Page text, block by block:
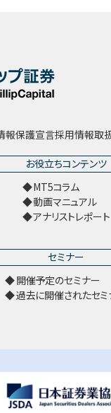
報保護宣言採用情報取
お役立ちコンテンツ
MT5コラム
動画マニュアル
アナリストレポート
セミナー
開催予定のセミナー
過去に開催されたセミ